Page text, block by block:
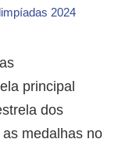
2024
principal
dos
medalhas no